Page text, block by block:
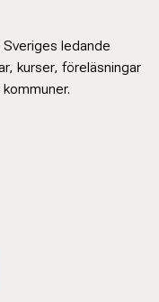
ledande
kurser, föreläsningar